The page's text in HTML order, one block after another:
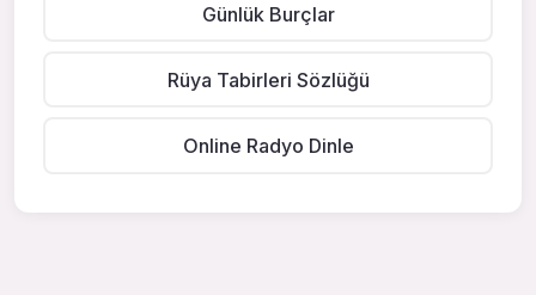
Günlük Burçlar
Rüya Tabirleri Sözlüğü
Online Radyo Dinle